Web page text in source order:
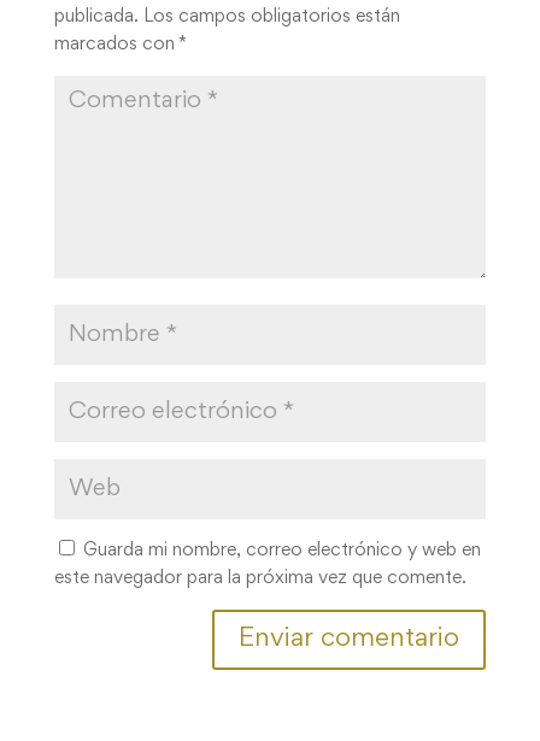
publicada. Los campos obligatorios están
marcados con *
Guarda mi nombre, correo electrónico y web en
este navegador para la próxima vez que comente.